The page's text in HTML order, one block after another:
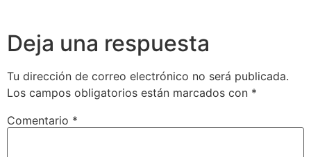
Deja una respuesta
Tu dirección de correo electrónico no será publicada.
Los campos obligatorios están marcados con *
Comentario *